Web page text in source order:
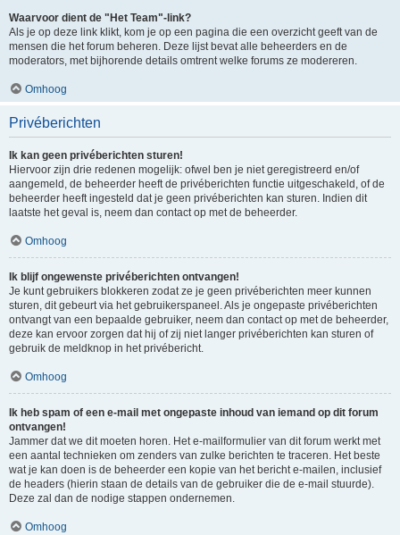
Waarvoor dient de "Het Team"-link?
Als je op deze link klikt, kom je op een pagina die een overzicht geeft van de
mensen die het forum beheren. Deze lijst bevat alle beheerders en de
moderators, met bijhorende details omtrent welke forums ze modereren.
Omhoog
Privéberichten
Ik kan geen privéberichten sturen!
Hiervoor zijn drie redenen mogelijk: ofwel ben je niet geregistreerd en/of
aangemeld, de beheerder heeft de privéberichten functie uitgeschakeld, of de
beheerder heeft ingesteld dat je geen privéberichten kan sturen. Indien dit
laatste het geval is, neem dan contact op met de beheerder.
Omhoog
Ik blijf ongewenste privéberichten ontvangen!
Je kunt gebruikers blokkeren zodat ze je geen privéberichten meer kunnen
sturen, dit gebeurt via het gebruikerspaneel. Als je ongepaste privéberichten
ontvangt van een bepaalde gebruiker, neem dan contact op met de beheerder,
deze kan ervoor zorgen dat hij of zij niet langer privéberichten kan sturen of
gebruik de meldknop in het privébericht.
Omhoog
Ik heb spam of een e-mail met ongepaste inhoud van iemand op dit forum
ontvangen!
Jammer dat we dit moeten horen. Het e-mailformulier van dit forum werkt met
een aantal technieken om zenders van zulke berichten te traceren. Het beste
wat je kan doen is de beheerder een kopie van het bericht e-mailen, inclusief
de headers (hierin staan de details van de gebruiker die de e-mail stuurde).
Deze zal dan de nodige stappen ondernemen.
Omhoog